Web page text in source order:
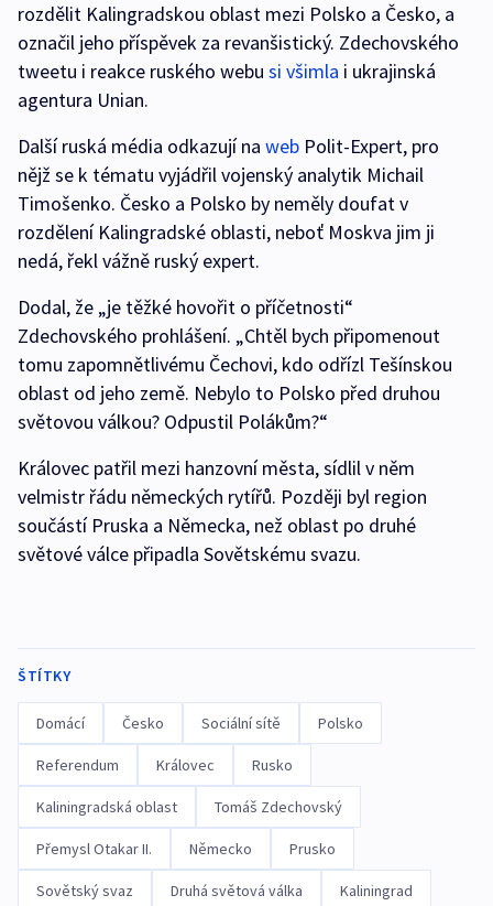
rozdělit Kalingradskou oblast mezi Polsko a Česko, a
označil jeho příspěvek za revanšistický. Zdechovského
tweetu i reakce ruského webu si všimla i ukrajinská
agentura Unian.
Další ruská média odkazují na web Polit-Expert, pro
nějž se k tématu vyjádřil vojenský analytik Michail
Timošenko. Česko a Polsko by neměly doufat v
rozdělení Kalingradské oblasti, neboť Moskva jim ji
nedá, řekl vážně ruský expert.
Dodal, že „je těžké hovořit o příčetnosti“
Zdechovského prohlášení. „Chtěl bych připomenout
tomu zapomnětlivému Čechovi, kdo odřízl Tešínskou
oblast od jeho země. Nebylo to Polsko před druhou
světovou válkou? Odpustil Polákům?“
Královec patřil mezi hanzovní města, sídlil v něm
velmistr řádu německých rytířů. Později byl region
součástí Pruska a Německa, než oblast po druhé
světové válce připadla Sovětskému svazu.
ŠTÍTKY
Domácí Česko Sociální sítě Polsko
Referendum Královec Rusko
Kaliningradská oblast Tomáš Zdechovský
Přemysl Otakar II. Německo Prusko
Sovětský svaz Druhá světová válka Kaliningrad